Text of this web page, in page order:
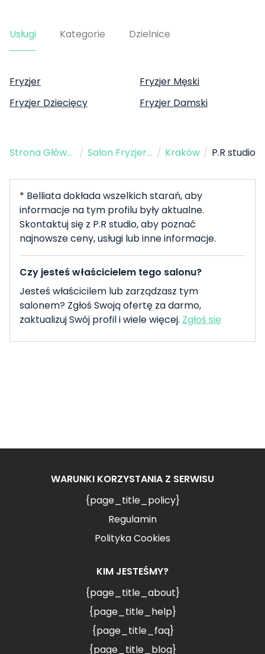
Usługi Kategorie Dzielnice
Fryzjer
Fryzjer Męski
Fryzjer Dziecięcy
Fryzjer Damski
Strona Główna / Salon Fryzjerski / Kraków / P.R studio
* Belliata dokłada wszelkich starań, aby
informacje na tym profilu były aktualne.
Skontaktuj się z P.R studio, aby poznać
najnowsze ceny, usługi lub inne informacje.
Czy jesteś właścicielem tego salonu?
Jesteś właścicilem lub zarządzasz tym
salonem? Zgłoś Swoją ofertę za darmo,
zaktualizuj Swój profil i wiele więcej. Zgłoś się
WARUNKI KORZYSTANIA Z SERWISU
{page_title_policy}
Regulamin
Polityka Cookies
KIM JESTEŚMY?
{page_title_about}
{page_title_help}
{page_title_faq}
{page_title_blog}